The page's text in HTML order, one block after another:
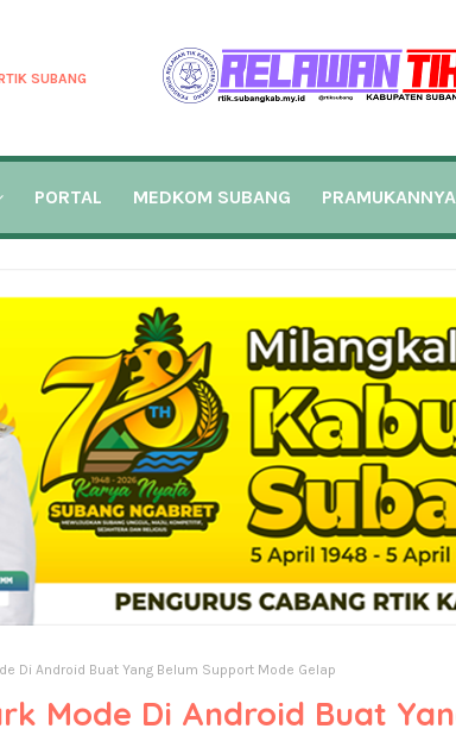
SUBANG
PORTAL MEDKOM SUBANG
Di Android Buat Yang Belum Support Mode Gelap
Mode Di Android Buat